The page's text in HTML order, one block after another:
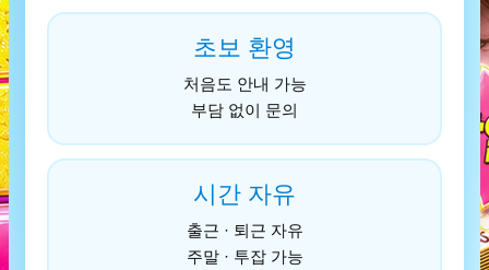
초보 환영
처음도 안내 가능
부담 없이 문의
시간 자유
출근 · 퇴근 자유
주말 · 투잡 가능